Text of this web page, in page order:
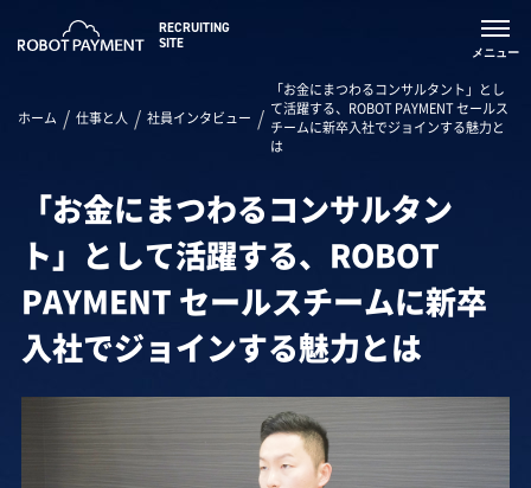
RECRUITING
SITE
ホーム 仕事と人 社員インタビュー
「お金にまつわるコンサルタント」とし
て活躍する、ROBOT PAYMENT セールス
チームに新卒入社でジョインする魅力と
は
「お金にまつわるコンサルタン
ト」として活躍する、ROBOT
PAYMENT セールスチームに新卒
入社でジョインする魅力とは